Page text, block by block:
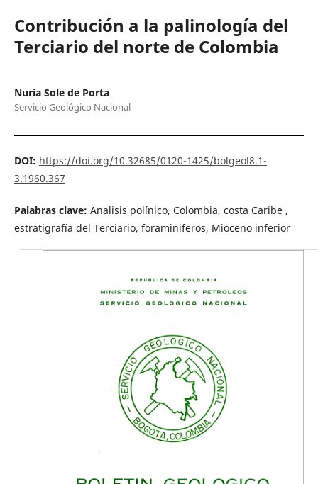
Contribución a la palinología del
Terciario del norte de Colombia
Nuria Sole de Porta
Servicio Geológico Nacional
DOI: https://doi.org/10.32685/0120-1425/bolgeol8.1-
3.1960.367
Palabras clave: Analisis polínico, Colombia, costa Caribe ,
estratigrafía del Terciario, foraminiferos, Mioceno inferior